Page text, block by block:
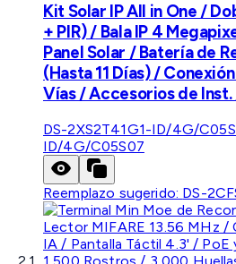
Kit Solar IP All in One /
+ PIR) / Bala IP 4
Panel Solar / Batería de
(Hasta 11 Días) /
Vías / Accesorios de
DS-2XS2T41G1-ID/4G/
ID/4G/C05S07
Reemplazo sugerido: DS-